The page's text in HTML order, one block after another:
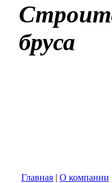
бруса
Главная | О компании